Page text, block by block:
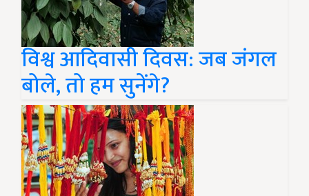
विश्व आदिवासी दिवस: जब जंगल
बोले, तो हम सुनेंगे?